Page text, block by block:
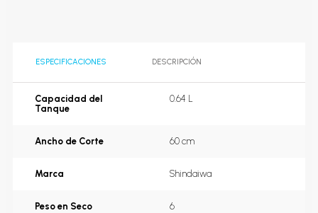
ESPECIFICACIONES DESCRIPCIÓN
Capacidad del
Tanque
0.64 L
Ancho de Corte 60 cm
Marca Shindaiwa
Peso en Seco 6